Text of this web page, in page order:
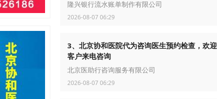
隆兴银行流水账单制作有限公司
2026-08-07 06:29
3、北京协和医院代为咨询医生预约检查，欢
客户来电咨询
北京医助行咨询服务有限公司
2026-08-07 06:29